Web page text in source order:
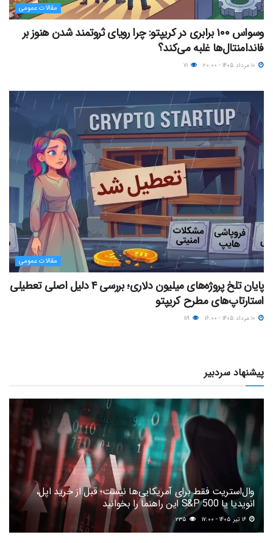
مقالات عمومی
وسواس ۱۰۰ برابری در کریپتو: چرا رویای ثروتمند شدن هنوز بر
فاندامنتال‌ها غلبه می‌کند؟
مقالات عمومی
پایان تلخ پروژه‌های میلیون دلاری؛ بررسی ۴ دلیل اصلی تعطیلی
استارتاپ‌های مطرح کریپتو
پیشنهاد سردبیر
وال‌استریت فقط برای آمریکایی‌ها نیست؛ قبل از خرید اپل،
انویدیا یا S&P 500 این راهنما را بخوانید
۲۳۵